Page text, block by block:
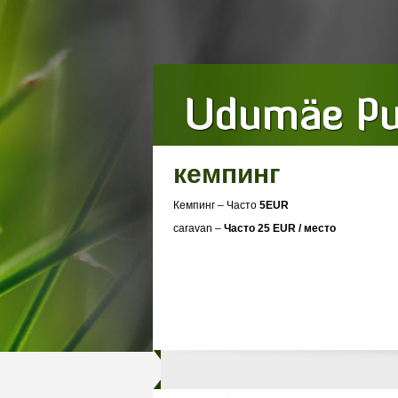
кемпинг
Кемпинг – Часто 5EUR
caravan – Часто 25 EUR / место